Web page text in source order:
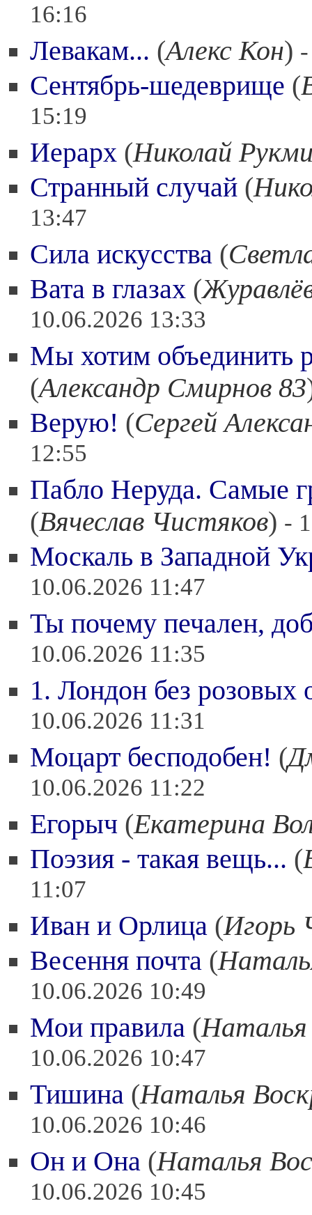
16:16
Левакам... (Алекс Кон)
Сентябрь-шедеврище (
15:19
Иерарх (Николай
Странный случай (
13:47
Сила искусства (
Вата в глазах (
10.06.2026 13:33
Мы хотим объединить
(Александр Смирнов 83
Верую! (Сергей
12:55
Пабло Неруда. Самые
(Вячеслав Чистяков) -
Москаль в Западной
10.06.2026 11:47
Ты почему печален,
10.06.2026 11:35
1. Лондон без розовых
10.06.2026 11:31
Моцарт бесподобен! (
10.06.2026 11:22
Егорыч (Екатерина
Поэзия - такая вещь... (
11:07
Иван и Орлица (Игорь
Весення почта (
10.06.2026 10:49
Мои правила (Наталья
10.06.2026 10:47
Тишина (Наталья
10.06.2026 10:46
Он и Она (Наталья
10.06.2026 10:45